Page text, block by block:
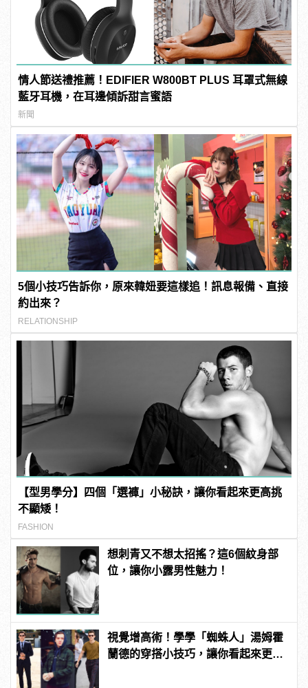
情人節送禮推薦！EDIFIER W800BT PLUS 耳罩式無線
藍牙耳機，在耳邊傾訴甜言蜜語
新聞
5個小技巧告訴你，原來韓妞要這樣追！訊息報備、直接
約出來？
RELATIONSHIP
【型男學分】四個「選褲」小秘訣，讓你看起來更高挑
不顯矮！
FASHION
想刺青又不想太招搖？這6個紋身部
位，讓你小露男性魅力！
視覺增高術！學學「蜘蛛人」湯姆霍
蘭德的穿搭小技巧，讓你看起來更